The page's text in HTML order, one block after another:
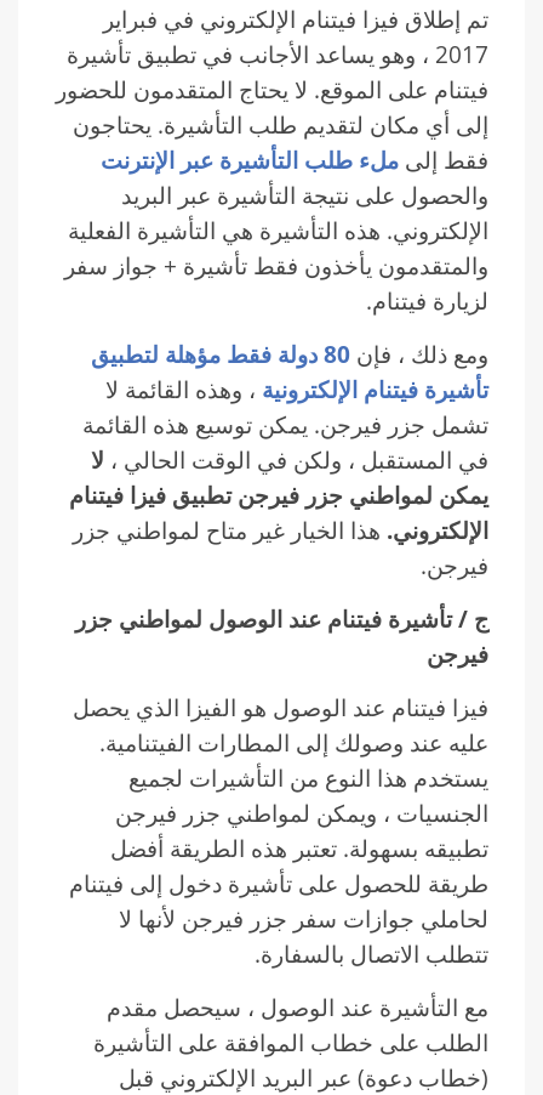
تم إطلاق فيزا فيتنام الإلكتروني في فبراير
2017 ، وهو يساعد الأجانب في تطبيق تأشيرة
فيتنام على الموقع. لا يحتاج المتقدمون للحضور
إلى أي مكان لتقديم طلب التأشيرة. يحتاجون
فقط إلى ملء طلب التأشيرة عبر الإنترنت
والحصول على نتيجة التأشيرة عبر البريد
الإلكتروني. هذه التأشيرة هي التأشيرة الفعلية
والمتقدمون يأخذون فقط تأشيرة + جواز سفر
لزيارة فيتنام.
ومع ذلك ، فإن
80 دولة فقط مؤهلة لتطبيق
تأشيرة فيتنام الإلكترونية ، وهذه القائمة لا
تشمل جزر فيرجن. يمكن توسيع هذه القائمة
في المستقبل ، ولكن في الوقت الحالي ، لا
يمكن لمواطني جزر فيرجن تطبيق فيزا فيتنام
الإلكتروني. هذا الخيار غير متاح لمواطني جزر
فيرجن.
ج / تأشيرة فيتنام عند الوصول لمواطني جزر
فيرجن
فيزا فيتنام عند الوصول هو الفيزا الذي يحصل
عليه عند وصولك إلى المطارات الفيتنامية.
يستخدم هذا النوع من التأشيرات لجميع
الجنسيات ، ويمكن لمواطني جزر فيرجن
تطبيقه بسهولة. تعتبر هذه الطريقة أفضل
طريقة للحصول على تأشيرة دخول إلى فيتنام
لحاملي جوازات سفر جزر فيرجن لأنها لا
تتطلب الاتصال بالسفارة.
مع التأشيرة عند الوصول ، سيحصل مقدم
الطلب على خطاب الموافقة على التأشيرة
(خطاب دعوة) عبر البريد الإلكتروني قبل